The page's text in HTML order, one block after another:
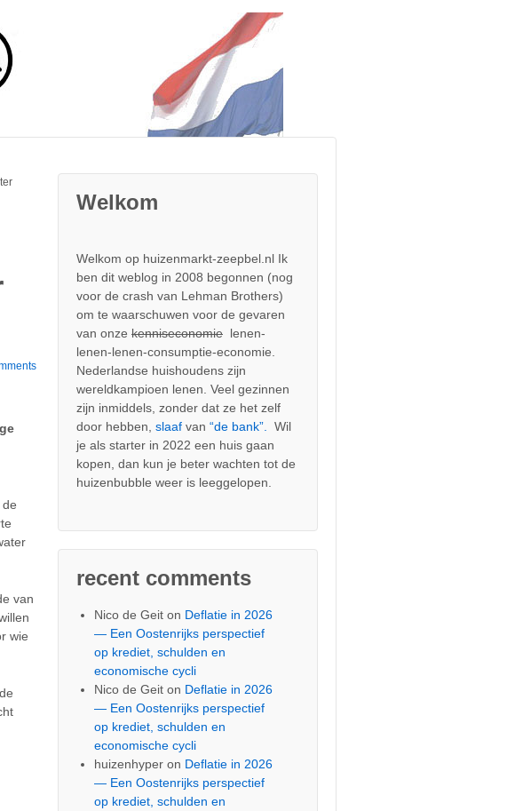
van
wie
Welkom
Welkom op huizenmarkt-zeepbel.nl Ik
ben dit weblog in 2008 begonnen (nog
voor de crash van Lehman Brothers)
om te waarschuwen voor de gevaren
van onzekenniseconomie lenen-
lenen-lenen-consumptie-economie.
Nederlandse huishoudens zijn
wereldkampioen lenen. Veel gezinnen
zijn inmiddels, zonder dat ze het zelf
door hebben,slaaf van“de bank”. Wil
je als starter in 2022 een huis gaan
kopen, dan kun je beter wachten tot de
huizenbubble weer is leeggelopen.
recent comments
Nico de Geit on Deflatie in 2026
— Een Oostenrijks perspectief
op krediet, schulden en
economische cycli
Nico de Geit on Deflatie in 2026
— Een Oostenrijks perspectief
op krediet, schulden en
economische cycli
huizenhyper on Deflatie in 2026
— Een Oostenrijks perspectief
op krediet, schulden en